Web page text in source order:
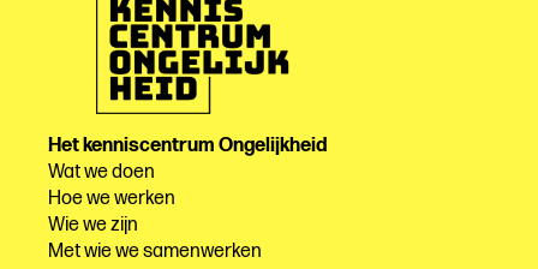
Het kenniscentrum Ongelijkheid
Wat we doen
Hoe we werken
Wie we zijn
Met wie we samenwerken